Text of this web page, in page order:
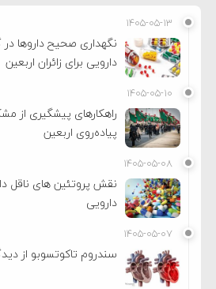
۱۴۰۵-۰۵-۱۳
نگهداری صحیح داروها
دارویی برای زائران اربعین
۱۴۰۵-۰۵-۱۰
راهکارهای پیشگیری از
پیاده‌روی اربعین
۱۴۰۵-۰۵-۰۸
نقش پروتئین های ناقل
دارویی
۱۴۰۵-۰۵-۰۷
سندروم تاکوتسوبو از